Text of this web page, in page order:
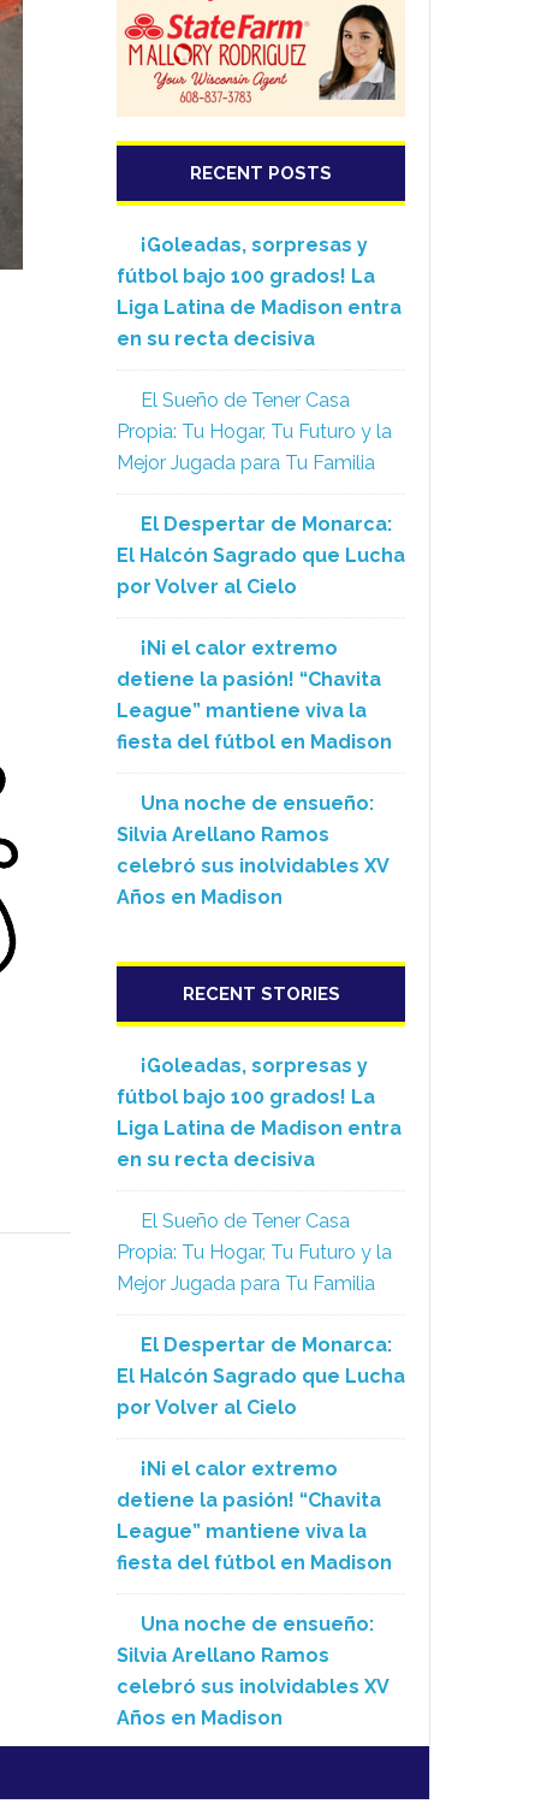
RECENT POSTS
¡Goleadas, sorpresas y
fútbol bajo 100 grados! La
Liga Latina de Madison entra
en su recta decisiva
El Sueño de Tener Casa
Propia: Tu Hogar, Tu Futuro y la
Mejor Jugada para Tu Familia
El Despertar de Monarca:
El Halcón Sagrado que Lucha
por Volver al Cielo
¡Ni el calor extremo
detiene la pasión! “Chavita
League” mantiene viva la
fiesta del fútbol en Madison
Una noche de ensueño:
Silvia Arellano Ramos
celebró sus inolvidables XV
Años en Madison
RECENT STORIES
¡Goleadas, sorpresas y
fútbol bajo 100 grados! La
Liga Latina de Madison entra
en su recta decisiva
El Sueño de Tener Casa
Propia: Tu Hogar, Tu Futuro y la
Mejor Jugada para Tu Familia
El Despertar de Monarca:
El Halcón Sagrado que Lucha
por Volver al Cielo
¡Ni el calor extremo
detiene la pasión! “Chavita
League” mantiene viva la
fiesta del fútbol en Madison
Una noche de ensueño:
Silvia Arellano Ramos
celebró sus inolvidables XV
Años en Madison